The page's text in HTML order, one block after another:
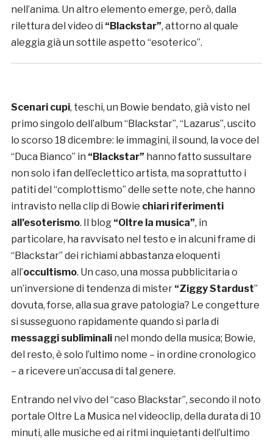
nell’anima. Un altro elemento emerge, però, dalla
rilettura del video di “Blackstar”, attorno al quale
aleggia già un sottile aspetto “esoterico”.
Scenari cupi, teschi, un Bowie bendato, già visto nel
primo singolo dell’album “Blackstar”, “Lazarus”, uscito
lo scorso 18 dicembre: le immagini, il sound, la voce del
“Duca Bianco” in “Blackstar” hanno fatto sussultare
non solo i fan dell’eclettico artista, ma soprattutto i
patiti del “complottismo” delle sette note, che hanno
intravisto nella clip di Bowie chiari riferimenti
all’esoterismo. Il blog “Oltre la musica”, in
particolare, ha ravvisato nel testo e in alcuni frame di
“Blackstar” dei richiami abbastanza eloquenti
all’occultismo. Un caso, una mossa pubblicitaria o
un’inversione di tendenza di mister “Ziggy Stardust”
dovuta, forse, alla sua grave patologia? Le congetture
si susseguono rapidamente quando si parla di
messaggi subliminalinel mondo della musica; Bowie,
del resto, è solo l’ultimo nome – in ordine cronologico
– a ricevere un’accusa di tal genere.
Entrando nel vivo del “caso Blackstar”, secondo il noto
portale Oltre La Musica nel videoclip, della durata di 10
minuti, alle musiche ed ai ritmi inquietanti dell’ultimo